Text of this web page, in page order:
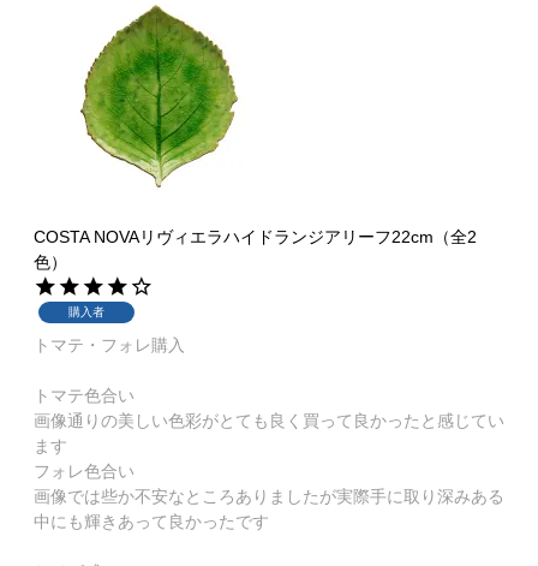
COSTA NOVAリヴィエラハイドランジアリーフ22cm（全2
色）
購入者
トマテ・フォレ購入
トマテ色合い
画像通りの美しい色彩がとても良く買って良かったと感じてい
ます
フォレ色合い
画像では些か不安なところありましたが実際手に取り深みある
中にも輝きあって良かったです